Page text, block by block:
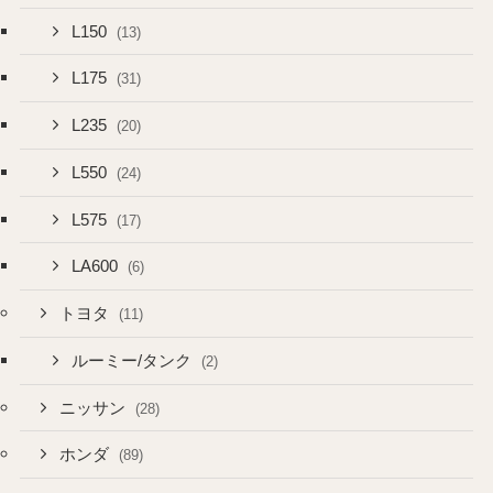
L150 (13)
L175 (31)
L235 (20)
L550 (24)
L575 (17)
LA600 (6)
トヨタ (11)
ルーミー/タンク (2)
ニッサン (28)
ホンダ (89)